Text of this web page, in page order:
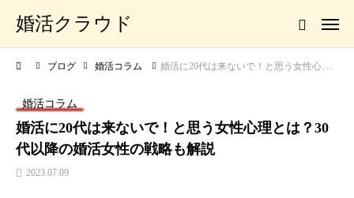
婚活クラウド
ブログ 婚活コラム 婚活に20代は来ないで！と思う女性心理とは？30代以降の婚活女性の戦略も解説
婚活コラム
婚活に20代は来ないで！と思う女性心理とは？30
代以降の婚活女性の戦略も解説
2023.07.09